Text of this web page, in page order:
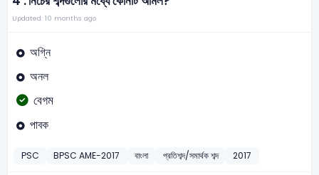
Updated: 10 months ago
অগ্নি
অনল
বেগম
পাবক
PSC BPSC AME-2017 বাংলা প্রতিশব্দ/সমার্থক শব্দ 2017